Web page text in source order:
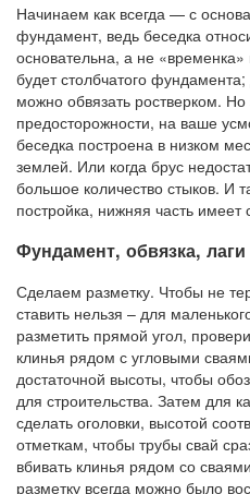
Начинаем как всегда — с
фундамент, ведь беседка
основательна, а не
будет столбчатого
можно обвязать ростверком. Но
предосторожности, на ваше
беседка построена в низком
землей. Или когда брус
большое количество стыков. И
постройка, нижняя часть имеет
Фундамент, обвязка, лаги
Сделаем разметку. Чтобы не
ставить нельзя – для
разметить прямой угол,
клинья рядом с угловыми
достаточной высоты, чтобы
для строительства. Затем для
сделать оголовки, высотой
отметкам, чтобы трубы свай
вбивать клинья рядом со
разметку всегда можно было